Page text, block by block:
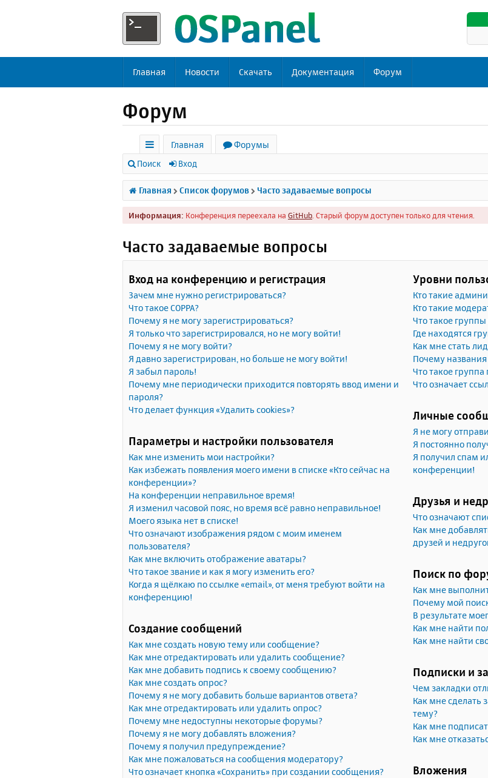
Главная Новости Скачать Документация Форум
Форум
с
ы
л
к
Главная
Форумы
Поиск Вход
Главная Список форумов Часто задаваемые вопросы
Информация: Конференция переехала на GitHub . Старый форум доступен только для чтения.
Часто задаваемые вопросы
Вход на конференцию и регистрация
Зачем мне нужно регистрироваться?
Что такое COPPA?
Почему я не могу зарегистрироваться?
Я только что зарегистрировался, но не могу войти!
Почему я не могу войти?
Я давно зарегистрирован, но больше не могу войти!
Я забыл пароль!
Почему мне периодически приходится повторять ввод имени и
пароля?
Что делает функция «Удалить cookies»?
Параметры и настройки пользователя
Как мне изменить мои настройки?
Как избежать появления моего имени в списке «Кто сейчас на
конференции»?
На конференции неправильное время!
Я изменил часовой пояс, но время всё равно неправильное!
Моего языка нет в списке!
Что означают изображения рядом с моим именем
пользователя?
Как мне включить отображение аватары?
Что такое звание и как я могу изменить его?
Когда я щёлкаю по ссылке «email», от меня требуют войти на
конференцию!
Создание сообщений
Как мне создать новую тему или сообщение?
Как мне отредактировать или удалить сообщение?
Как мне добавить подпись к своему сообщению?
Как мне создать опрос?
Почему я не могу добавить больше вариантов ответа?
Как мне отредактировать или удалить опрос?
Почему мне недоступны некоторые форумы?
Почему я не могу добавлять вложения?
Почему я получил предупреждение?
Как мне пожаловаться на сообщения модератору?
Что означает кнопка «Сохранить» при создании сообщения?
Уровни
Кто такие
Кто такие
Что такое
Где находятся
Как мне стать
Почему
Что такое
Что означает
Личные
Я не могу
Я постоянно
Я получил спам
конференции!
Друзья и
Что означают
Как мне
друзей и
Поиск по
Как мне
Почему мой
В результате
Как мне найти
Как мне найти
Подписки и
Чем закладки
Как мне сделать
тему?
Как мне
Как мне
Вложения